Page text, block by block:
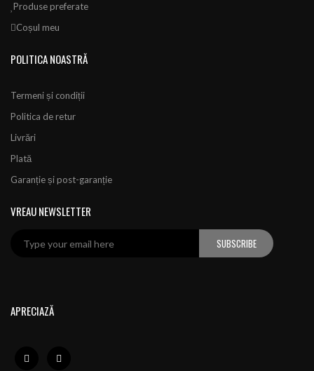
Produse preferate
Coșul meu
POLITICA NOASTRĂ
Termeni și condiții
Politica de retur
Livrări
Plată
Garanție și post-garanție
VREAU NEWSLETTER
SUBSCRIBE
APRECIAZĂ